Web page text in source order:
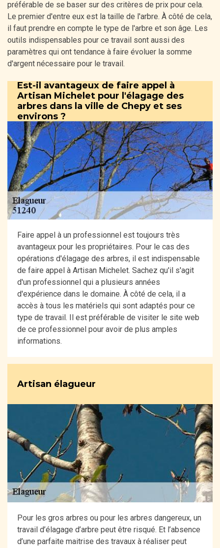
préférable de se baser sur des critères de prix pour cela.
Le premier d'entre eux est la taille de l'arbre. À côté de cela,
il faut prendre en compte le type de l'arbre et son âge. Les
outils indispensables pour ce travail sont aussi des
paramètres qui ont tendance à faire évoluer la somme
d'argent nécessaire pour le travail.
Est-il avantageux de faire appel à
Artisan Michelet pour l'élagage des
arbres dans la ville de Chepy et ses
environs ?
Faire appel à un professionnel est toujours très
avantageux pour les propriétaires. Pour le cas des
opérations d'élagage des arbres, il est indispensable
de faire appel à Artisan Michelet. Sachez qu'il s'agit
d'un professionnel qui a plusieurs années
d'expérience dans le domaine. À côté de cela, il a
accès à tous les matériels qui sont adaptés pour ce
type de travail. Il est préférable de visiter le site web
de ce professionnel pour avoir de plus amples
informations.
Artisan élagueur
Pour les gros arbres ou pour les arbres dangereux, un
travail d’élagage d’arbre peut être risqué. Et l’absence
d’une parfaite maitrise des travaux à réaliser peut